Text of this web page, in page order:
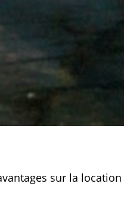
sur la location